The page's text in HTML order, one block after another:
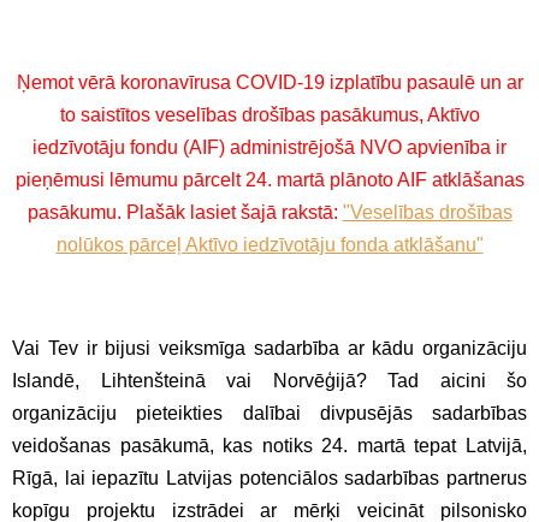
Ņemot vērā koronavīrusa COVID-19 izplatību pasaulē un ar
to saistītos veselības drošības pasākumus, Aktīvo
iedzīvotāju fondu (AIF) administrējošā NVO apvienība ir
pieņēmusi lēmumu pārcelt 24. martā plānoto AIF atklāšanas
pasākumu. Plašāk lasiet šajā rakstā: "Veselības drošības
nolūkos pārceļ Aktīvo iedzīvotāju fonda atklāšanu"
Vai Tev ir bijusi veiksmīga sadarbība ar kādu organizāciju
Islandē, Lihtenšteinā vai Norvēģijā? Tad aicini šo
organizāciju pieteikties dalībai divpusējās sadarbības
veidošanas pasākumā, kas notiks 24. martā tepat Latvijā,
Rīgā, lai iepazītu Latvijas potenciālos sadarbības partnerus
kopīgu projektu izstrādei ar mērķi veicināt pilsonisko